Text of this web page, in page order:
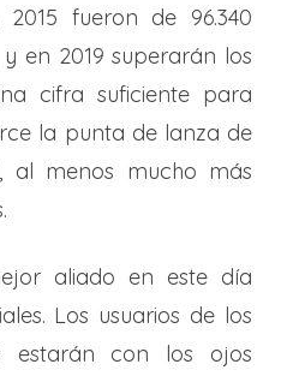
fueron de 96.340
en 2019 superarán los
cifra suficiente para
la punta de lanza de
al menos mucho más
aliado en este día
Los usuarios de los
estarán con los ojos